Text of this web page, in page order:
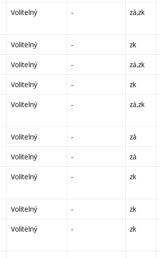
Volitelný - zá,zk
Volitelný - zk
Volitelný - zá,zk
Volitelný - zk
Volitelný - zá,zk
Volitelný - zá
Volitelný - zá
Volitelný - zk
Volitelný - zk
Volitelný - zk